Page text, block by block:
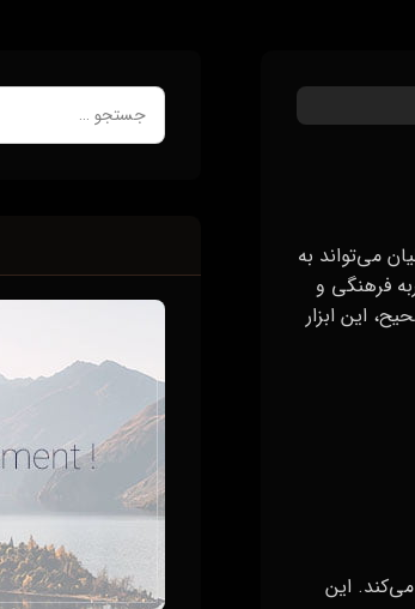
می‌تواند به
فرهنگی و
این ابزار
این